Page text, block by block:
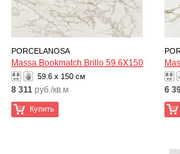
PORCELANOSA
Massa Bookmatch Brillо 59.6X150
59.6 x 150 см
8 311 руб./кв.м
Купить
6